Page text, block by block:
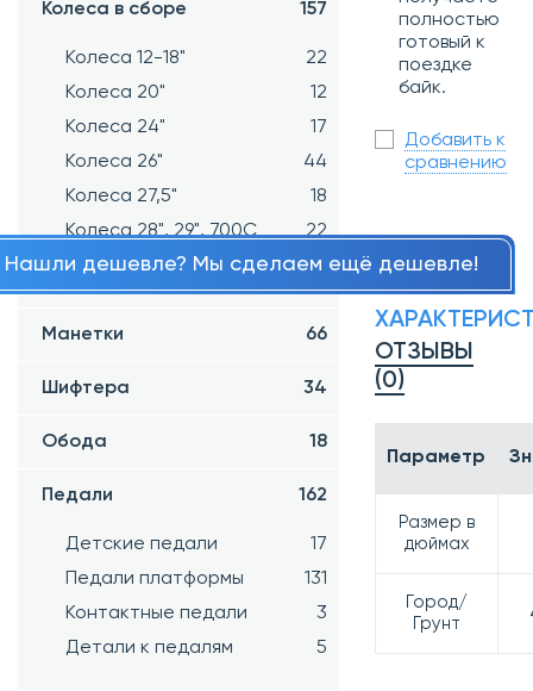
Колеса в сборе 157
Колеса 12-18"
22
Колеса 20"
12
Колеса 24"
17
Колеса 26"
44
Колеса 27,5"
18
Колеса 28", 29", 700С
22
Ободная лента
22
Манетки 66
Шифтера 34
Обода 18
Педали 162
Детские педали
17
Педали платформы
131
Контактные педали
3
Детали к педалям
5
полностью
готовый к
поездке
байк.
Добавить к
сравнению
Нашли дешевле? Мы сделаем ещё дешевле!
ОТЗЫВЫ
(0)
Параметр
Размер в
дюймах
Город/
Грунт